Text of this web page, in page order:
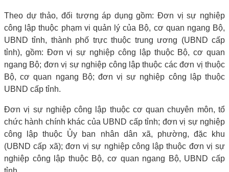
Theo dự thảo, đối tượng áp dụng gồm: Đơn vị sự nghiệp
công lập thuộc phạm vi quản lý của Bộ, cơ quan ngang Bộ,
UBND tỉnh, thành phố trực thuộc trung ương (UBND cấp
tỉnh), gồm: Đơn vị sự nghiệp công lập thuộc Bộ, cơ quan
ngang Bộ; đơn vị sự nghiệp công lập thuộc các đơn vị thuộc
Bộ, cơ quan ngang Bộ; đơn vị sự nghiệp công lập thuộc
UBND cấp tỉnh.
Đơn vị sự nghiệp công lập thuộc cơ quan chuyên môn, tổ
chức hành chính khác của UBND cấp tỉnh; đơn vị sự nghiệp
công lập thuộc Ủy ban nhân dân xã, phường, đặc khu
(UBND cấp xã); đơn vị sự nghiệp công lập thuộc đơn vị sự
nghiệp công lập thuộc Bộ, cơ quan ngang Bộ, UBND cấp